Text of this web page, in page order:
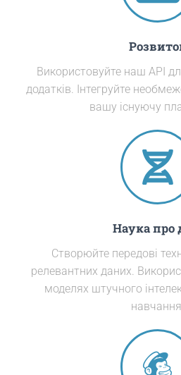
Використовуйте наш API
додатків. Інтегруйте
вашу існуючу
Наука про
Створюйте передові
релевантних даних.
моделях штучного